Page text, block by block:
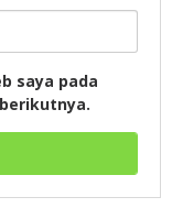
saya pada